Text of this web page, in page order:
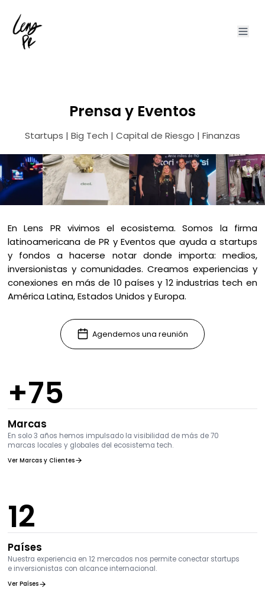
Prensa y Eventos
Startups | Big Tech | Capital de Riesgo | Finanzas
En Lens PR vivimos el ecosistema. Somos la firma
latinoamericana de PR y Eventos que ayuda a startups
y fondos a hacerse notar donde importa: medios,
inversionistas y comunidades. Creamos experiencias y
conexiones en más de 10 países y 12 industrias tech en
América Latina, Estados Unidos y Europa.
Agendemos una reunión
+75
Marcas
En solo 3 años hemos impulsado la visibilidad de más de 70
marcas locales y globales del ecosistema tech.
Ver Marcas y Clientes
12
Países
Nuestra experiencia en 12 mercados nos permite conectar startups
e inversionistas con alcance internacional.
Ver Países